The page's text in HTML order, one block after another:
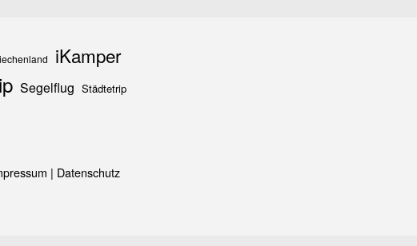
iKamper
Segelflug Städtetrip
| Datenschutz